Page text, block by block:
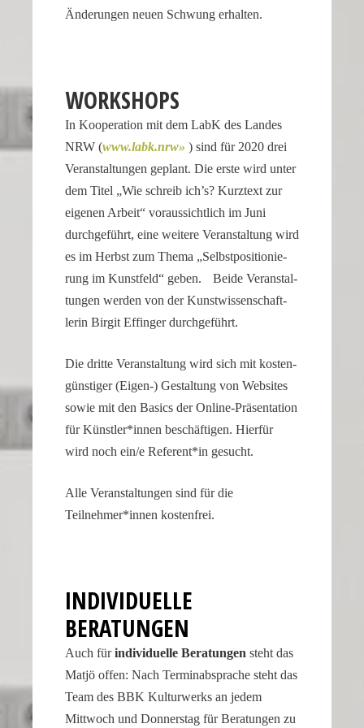
Änderungen neuen Schwung erhalten.
WORKSHOPS
In Koope­ra­tion mit dem LabK des Landes
NRW (www​.labk​.nrw
) sind für 2020 drei
Veran­stal­tungen geplant. Die erste wird unter
dem Titel „Wie schreib ich’s? Kurztext zur
eigenen Arbeit“ voraus­sicht­lich im Juni
durch­ge­führt, eine weitere Veran­stal­tung wird
es im Herbst zum Thema „Selbst­po­si­tio­nie­
rung im Kunst­feld“ geben. Beide Veran­stal­
tungen werden von der Kunst­wis­sen­schaft­
lerin Birgit Effinger durchgeführt.
Die dritte Veran­stal­tung wird sich mit kosten­
güns­tiger (Eigen-) Gestal­tung von Websites
sowie mit den Basics der Online-Präsentation
für Künstler*innen beschäf­tigen. Hierfür
wird noch ein/e Referent*in gesucht.
Alle Veran­stal­tungen sind für die
Teilnehmer*innen kostenfrei.
INDIVI­DU­ELLE
BERATUNGEN
Auch fürindivi­du­elle Beratungen steht das
Matjö offen: Nach Termin­ab­sprache steht das
Team des BBK Kultur­werks an jedem
Mittwoch und Donnerstag für Beratungen zu